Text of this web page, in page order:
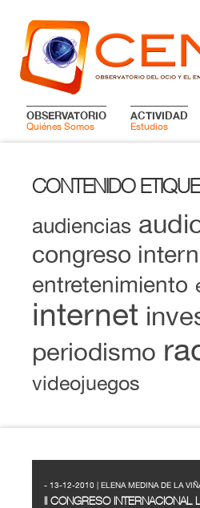
OBSERVATORIO
Quiénes Somos
ACTIVIDAD
Estudios
CONTENIDO
audiencias
congreso
entretenimiento
internet
periodismo
videojuegos
- 13-12-2010 | ELENA MEDINA DE LA
II CONGRESO INTERNACIONAL